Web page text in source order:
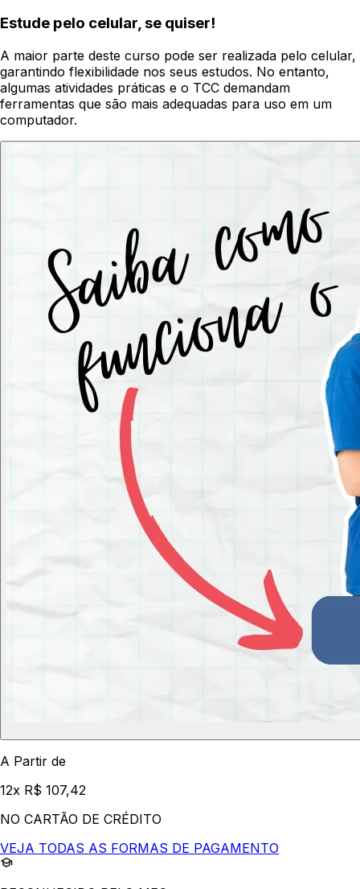
Estude pelo celular, se quiser!
A maior parte deste curso pode ser realizada pelo celular,
garantindo flexibilidade nos seus estudos. No entanto,
algumas atividades práticas e o TCC demandam
ferramentas que são mais adequadas para uso em um
computador.
A Partir de
12x R$ 107,42
NO CARTÃO DE CRÉDITO
VEJA TODAS AS FORMAS DE PAGAMENTO